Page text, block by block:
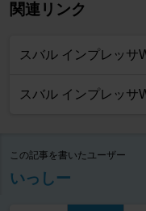
関連リンク
スバル インプレッサ
スバル インプレッサ
この記事を書いたユーザー
いっしー